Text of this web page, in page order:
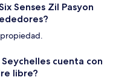
Senses Zil Pasyon
propiedad.
Seychelles cuenta con
libre?